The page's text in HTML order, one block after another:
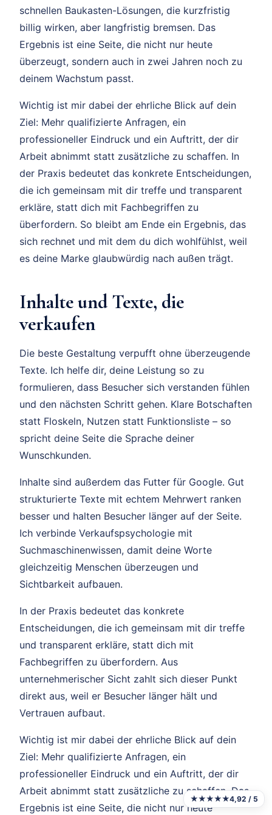
schnellen Baukasten-Lösungen, die kurzfristig
billig wirken, aber langfristig bremsen. Das
Ergebnis ist eine Seite, die nicht nur heute
überzeugt, sondern auch in zwei Jahren noch zu
deinem Wachstum passt.
Wichtig ist mir dabei der ehrliche Blick auf dein
Ziel: Mehr qualifizierte Anfragen, ein
professioneller Eindruck und ein Auftritt, der dir
Arbeit abnimmt statt zusätzliche zu schaffen. In
der Praxis bedeutet das konkrete Entscheidungen,
die ich gemeinsam mit dir treffe und transparent
erkläre, statt dich mit Fachbegriffen zu
überfordern. So bleibt am Ende ein Ergebnis, das
sich rechnet und mit dem du dich wohlfühlst, weil
es deine Marke glaubwürdig nach außen trägt.
Inhalte und Texte, die
verkaufen
Die beste Gestaltung verpufft ohne überzeugende
Texte. Ich helfe dir, deine Leistung so zu
formulieren, dass Besucher sich verstanden fühlen
und den nächsten Schritt gehen. Klare Botschaften
statt Floskeln, Nutzen statt Funktionsliste – so
spricht deine Seite die Sprache deiner
Wunschkunden.
Inhalte sind außerdem das Futter für Google. Gut
strukturierte Texte mit echtem Mehrwert ranken
besser und halten Besucher länger auf der Seite.
Ich verbinde Verkaufspsychologie mit
Suchmaschinenwissen, damit deine Worte
gleichzeitig Menschen überzeugen und
Sichtbarkeit aufbauen.
In der Praxis bedeutet das konkrete
Entscheidungen, die ich gemeinsam mit dir treffe
und transparent erkläre, statt dich mit
Fachbegriffen zu überfordern. Aus
unternehmerischer Sicht zahlt sich dieser Punkt
direkt aus, weil er Besucher länger hält und
Vertrauen aufbaut.
Wichtig ist mir dabei der ehrliche Blick auf dein
Ziel: Mehr qualifizierte Anfragen, ein
professioneller Eindruck und ein Auftritt, der dir
Arbeit abnimmt statt zusätzliche zu schaffen. Das
Ergebnis ist eine Seite, die nicht nur heute
★★★★★4,92 / 5